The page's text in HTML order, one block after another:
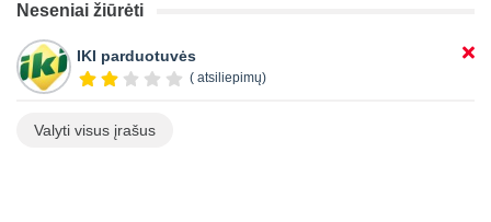
Neseniai žiūrėti
IKI parduotuvės
( atsiliepimų)
Valyti visus įrašus